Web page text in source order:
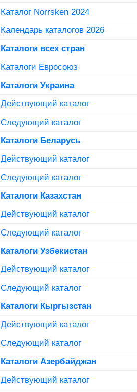
Каталог Norrsken 2024
Календарь каталогов 2026
Каталоги всех стран
Каталоги Евросоюз
Каталоги Украина
Действующий каталог
Следующий каталог
Каталоги Беларусь
Действующий каталог
Следующий каталог
Каталоги Казахстан
Действующий каталог
Следующий каталог
Каталоги Узбекистан
Действующий каталог
Следующий каталог
Каталоги Кыргызстан
Действующий каталог
Следующий каталог
Каталоги Азербайджан
Действующий каталог